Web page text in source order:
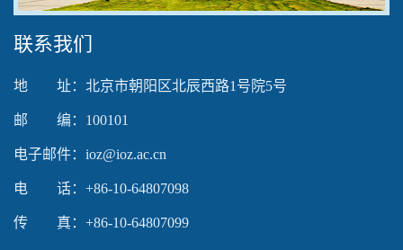
联系我们
地 址：北京市朝阳区北辰西路1号院5号
邮 编：100101
电子邮件：ioz@ioz.ac.cn
电 话：+86-10-64807098
传 真：+86-10-64807099